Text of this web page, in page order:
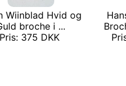
Wiinblad Hvid og
broche i ...
Pris: 375 DKK